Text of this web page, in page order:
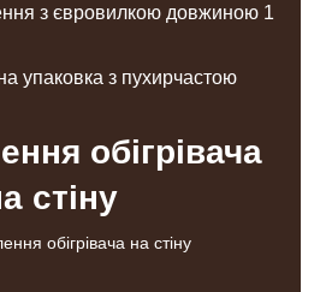
з євровилкою довжиною 1
упаковка з пухирчастою
обігрівача
стіну